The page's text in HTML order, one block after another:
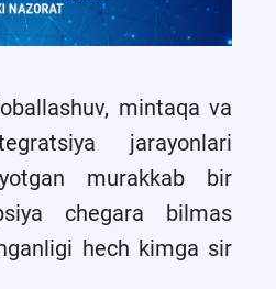
mintaqa va
jarayonlari
murakkab bir
chegara bilmas
hech kimga sir